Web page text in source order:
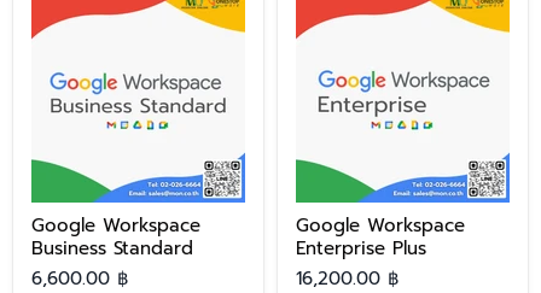
Google Workspace
Business Standard
6,600.00 ฿
Google Workspace
Enterprise Plus
16,200.00 ฿